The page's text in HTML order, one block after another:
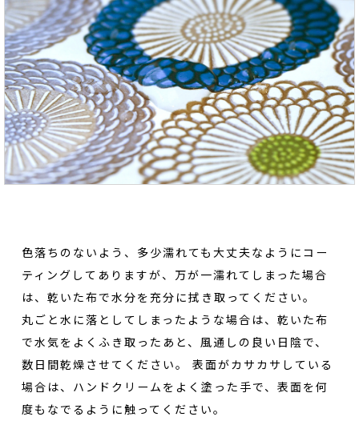
色落ちのないよう、多少濡れても大丈夫なようにコー
ティングしてありますが、万が一濡れてしまった場合
は、乾いた布で水分を充分に拭き取ってください。
丸ごと水に落としてしまったような場合は、乾いた布
で水気をよくふき取ったあと、風通しの良い日陰で、
数日間乾燥させてください。 表面がカサカサしている
場合は、ハンドクリームをよく塗った手で、表面を何
度もなでるように触ってください。